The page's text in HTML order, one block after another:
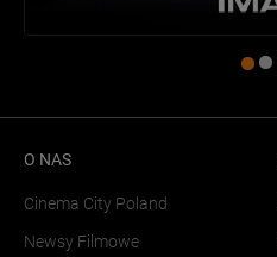
O NAS
Cinema City Poland
Newsy Filmowe